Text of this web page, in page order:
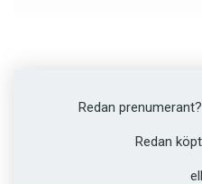
Ålderdomlig
Redan prenumerant?
Redan